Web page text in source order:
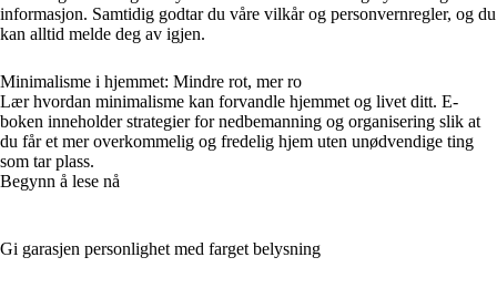
informasjon. Samtidig godtar du våre vilkår og personvernregler, og du
kan alltid melde deg av igjen.
Minimalisme i hjemmet: Mindre rot, mer ro
Lær hvordan minimalisme kan forvandle hjemmet og livet ditt. E-
boken inneholder strategier for nedbemanning og organisering slik at
du får et mer overkommelig og fredelig hjem uten unødvendige ting
som tar plass.
Begynn å lese nå
Gi garasjen personlighet med farget belysning